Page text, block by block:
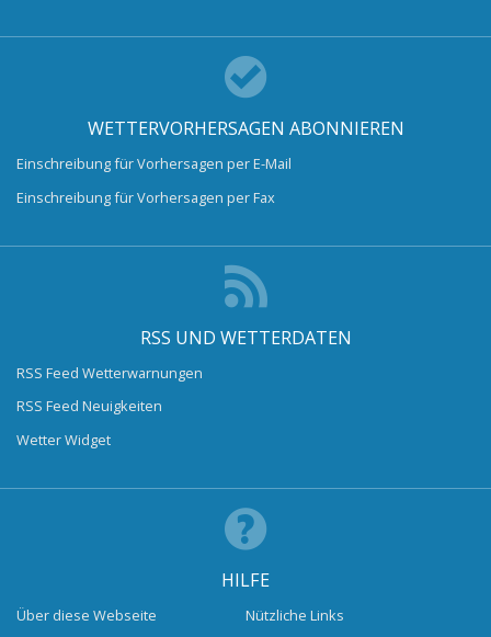
WETTERVORHERSAGEN ABONNIEREN
Einschreibung für Vorhersagen per E-Mail
Einschreibung für Vorhersagen per Fax
RSS UND WETTERDATEN
RSS Feed Wetterwarnungen
RSS Feed Neuigkeiten
Wetter Widget
HILFE
Über diese Webseite Nützliche Links